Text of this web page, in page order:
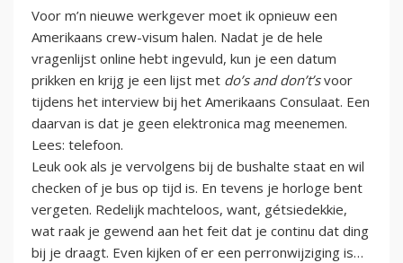
Voor m’n nieuwe werkgever moet ik opnieuw een
Amerikaans crew-visum halen. Nadat je de hele
vragenlijst online hebt ingevuld, kun je een datum
prikken en krijg je een lijst met do’s and don’t’svoor
tijdens het interview bij het Amerikaans Consulaat. Een
daarvan is dat je geen elektronica mag meenemen.
Lees: telefoon.
Leuk ook als je vervolgens bij de bushalte staat en wil
checken of je bus op tijd is. En tevens je horloge bent
vergeten. Redelijk machteloos, want, gétsiedekkie,
wat raak je gewend aan het feit dat je continu dat ding
bij je draagt. Even kijken of er een perronwijziging is…